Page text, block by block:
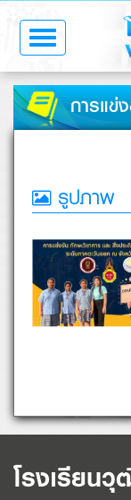
Toggle
navigation
การแข่ง
รูปภาพ
โรงเรียน